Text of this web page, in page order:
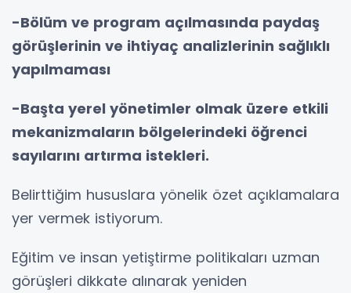
-Bölüm ve program açılmasında paydaş
görüşlerinin ve ihtiyaç analizlerinin sağlıklı
yapılmaması
-Başta yerel yönetimler olmak üzere etkili
mekanizmaların bölgelerindeki öğrenci
sayılarını artırma istekleri.
Belirttiğim hususlara yönelik özet açıklamalara
yer vermek istiyorum.
Eğitim ve insan yetiştirme politikaları uzman
görüşleri dikkate alınarak yeniden